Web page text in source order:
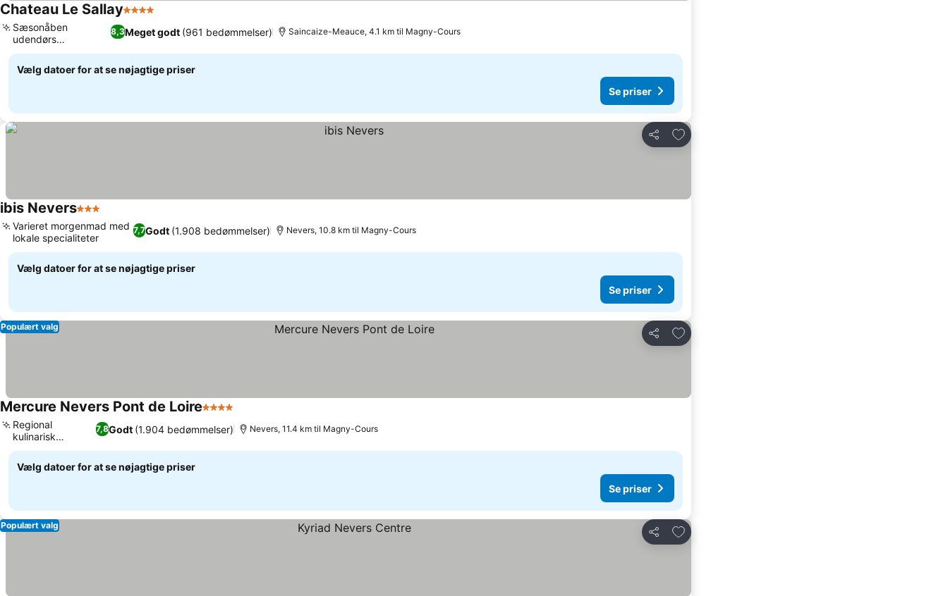
Chateau Le Sallay4 Stjerner
8,3Meget godt (961 bedømmelser)
Sæsonåben
udendørs
swimmingpool
Saincaize-Meauce, 4.1 km til Magny-Cours
Vælg datoer for at se nøjagtige priser
Se priser
Del
Føj til favoritter
ibis Nevers3 Stjerner
7,7Godt (1.908 bedømmelser)
Varieret morgenmad med
lokale specialiteter
Nevers, 10.8 km til Magny-Cours
Vælg datoer for at se nøjagtige priser
Se priser
Del
Føj til favoritter
Populært valg
Mercure Nevers Pont de Loire4 Stjerner
7,8Godt (1.904 bedømmelser)
Regional
kulinarisk
oplevelse
Nevers, 11.4 km til Magny-Cours
Vælg datoer for at se nøjagtige priser
Se priser
Del
Føj til favoritter
Populært valg